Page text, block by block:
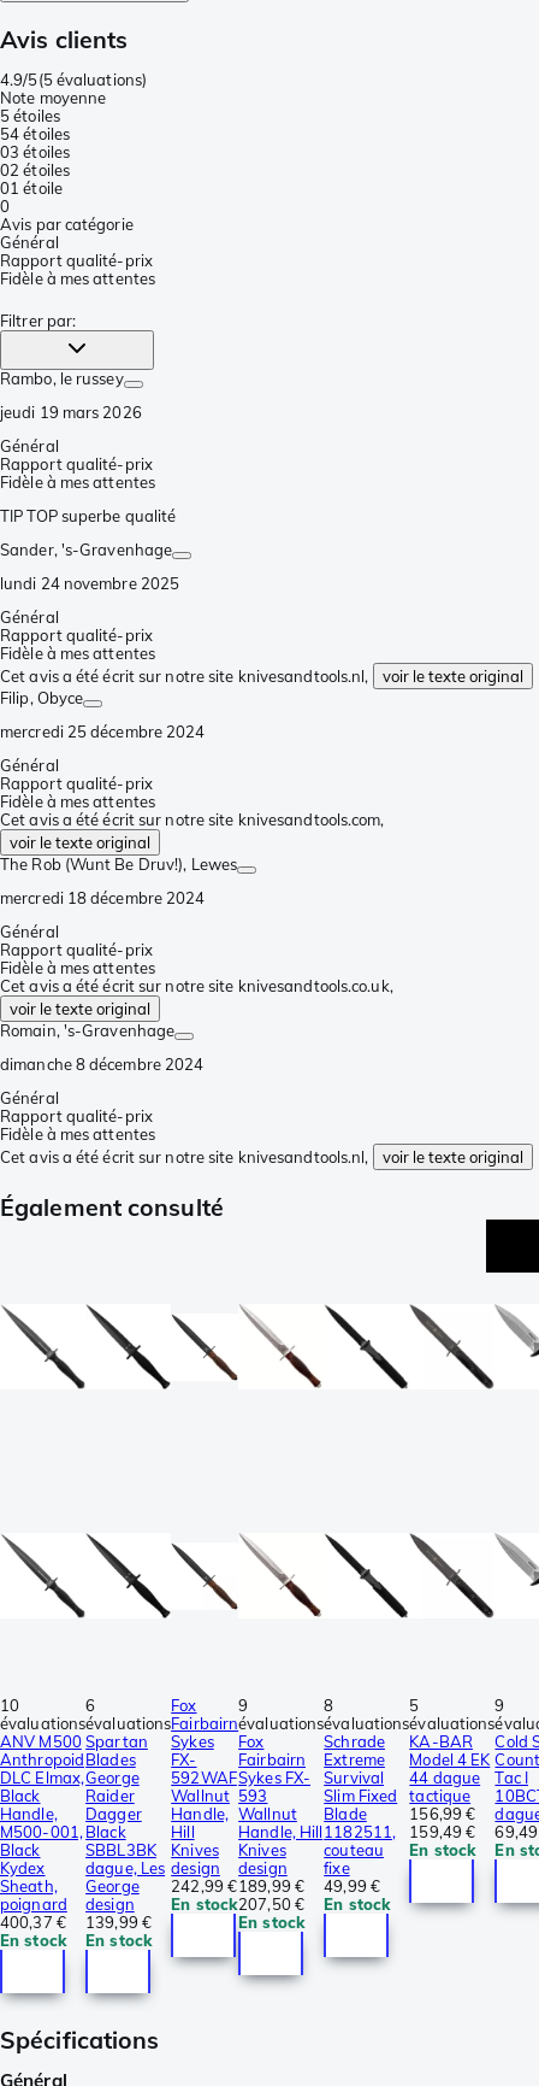
Avis clients
4.9/5(5 évaluations)
Note moyenne
5 étoiles
54 étoiles
03 étoiles
02 étoiles
01 étoile
0
Avis par catégorie
Général
Rapport qualité-prix
Fidèle à mes attentes
Filtrer par:
Rambo, le russey
jeudi 19 mars 2026
Général
Rapport qualité-prix
Fidèle à mes attentes
TIP TOP superbe qualité
Sander, 's-Gravenhage
lundi 24 novembre 2025
Général
Rapport qualité-prix
Fidèle à mes attentes
Cet avis a été écrit sur notre site knivesandtools.nl,
voir le texte original
Filip, Obyce
mercredi 25 décembre 2024
Général
Rapport qualité-prix
Fidèle à mes attentes
Cet avis a été écrit sur notre site knivesandtools.com,
voir le texte original
The Rob (Wunt Be Druv!), Lewes
mercredi 18 décembre 2024
Général
Rapport qualité-prix
Fidèle à mes attentes
Cet avis a été écrit sur notre site knivesandtools.co.uk,
voir le texte original
Romain, 's-Gravenhage
dimanche 8 décembre 2024
Général
Rapport qualité-prix
Fidèle à mes attentes
Cet avis a été écrit sur notre site knivesandtools.nl,
voir le texte original
Également consulté
10
évaluations
ANV M500
Anthropoid
DLC Elmax,
Black
Handle,
M500-001,
Black
Kydex
Sheath,
poignard
400,37 €
En stock
6
évaluations
Spartan
Blades
George
Raider
Dagger
Black
SBBL3BK
dague, Les
George
design
139,99 €
En stock
Fox
Fairbairn
Sykes
FX-
592WAF
Wallnut
Handle,
Hill
Knives
design
242,99 €
En stock
9
évaluations
Fox
Fairbairn
Sykes FX-
593
Wallnut
Handle, Hill
Knives
design
189,99 €
207,50 €
En stock
8
évaluations
Schrade
Extreme
Survival
Slim Fixed
Blade
1182511,
couteau
fixe
49,99 €
En stock
5
évaluations
KA-BAR
Model 4 EK
44 dague
tactique
156,99 €
159,49 €
En stock
9
Cold
Tac I
En
Spécifications
Général